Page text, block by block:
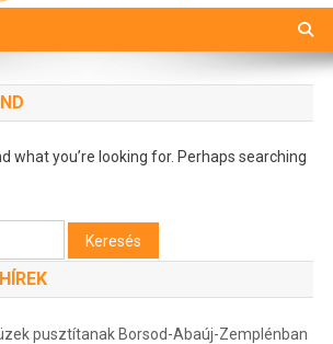
what you’re looking for. Perhaps searching
pusztítanak Borsod-Abaúj-Zemplénban